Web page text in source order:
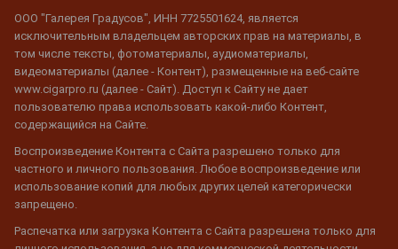
ООО "Галерея Градусов", ИНН 7725501624, является
исключительным владельцем авторских прав на материалы, в
том числе тексты, фотоматериалы, аудиоматериалы,
видеоматериалы (далее - Контент), размещенные на веб-сайте
www.cigarpro.ru (далее - Сайт). Доступ к Сайту не дает
пользователю права использовать какой-либо Контент,
содержащийся на Сайте.
Воспроизведение Контента с Сайта разрешено только для
частного и личного пользования. Любое воспроизведение или
использование копий для любых других целей категорически
запрещено.
Распечатка или загрузка Контента с Сайта разрешена только для